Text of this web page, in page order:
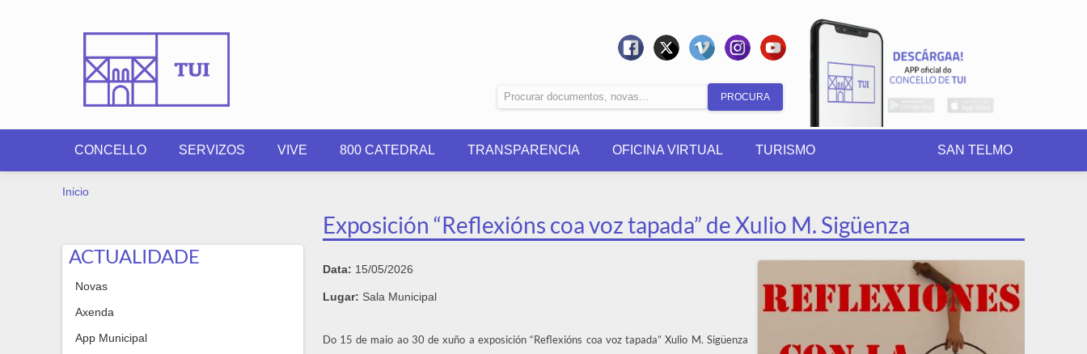
Formulario
de
busca
CONCELLO SERVIZOS VIVE 800 CATEDRAL TRANSPARENCIA OFICINA VIRTUAL TURISMO SAN TELMO
VOSTEDE ESTÁ AQUÍ
Inicio
ACTUALIDADE
Novas
Axenda
App Municipal
Exposición “Reflexións coa voz tapada” de Xulio M. Sigüenza
Data: 15/05/2026
Lugar: Sala Municipal
Do 15 de maio ao 30 de xuño a exposición “Reflexións coa voz tapada” Xulio M. Sigüenza